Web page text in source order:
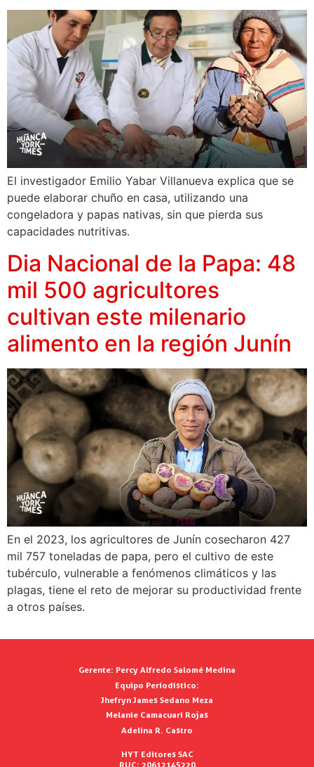
El investigador Emilio Yabar Villanueva explica que se
puede elaborar chuño en casa, utilizando una
congeladora y papas nativas, sin que pierda sus
capacidades nutritivas.
Dia Nacional de la Papa: 48
mil 500 agricultores
cultivan este milenario
alimento en la región Junín
En el 2023, los agricultores de Junín cosecharon 427
mil 757 toneladas de papa, pero el cultivo de este
tubérculo, vulnerable a fenómenos climáticos y las
plagas, tiene el reto de mejorar su productividad frente
a otros países.
Gerente: Percy Alfredo Salomé Medina
Equipo Periodístico:
Jhefryn James Sedano Meza
Melanie Camacuari Rojas
Adelina R. Castro
HYT Editores SAC
RUC: 20612145220